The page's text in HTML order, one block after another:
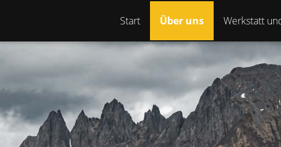
Start Über uns Werkstatt